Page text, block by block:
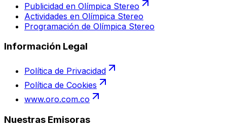
Publicidad en Olímpica Stereo
Actividades en Olímpica Stereo
Programación de Olímpica Stereo
Información Legal
Política de Privacidad
Política de Cookies
www.oro.com.co
Nuestras Emisoras